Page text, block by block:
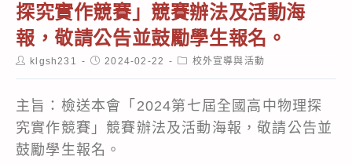
探究實作競賽」競賽辦法及活動海
報，敬請公告並鼓勵學生報名。
Postklgsh231
Post2024-02-22
Post校外宣導與活動
主旨：檢送本會「2024第七屆全國高中物理探
究實作競賽」競賽辦法及活動海報，敬請公告並
鼓勵學生報名。